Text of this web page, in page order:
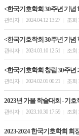
<한국기호학회 30주년 기념
관리자 2024.04.12 13:27 조회
<한국기호학회 30주년 기념
관리자 2024.03.10 12:51 조회
<한국기호학회 창립 30주년
관리자 2024.02.01 00:21 조회
2023년 가을 학술대회 - 기
관리자 2023.10.30 17:59 조회
2023-2024 한국기호학회 회